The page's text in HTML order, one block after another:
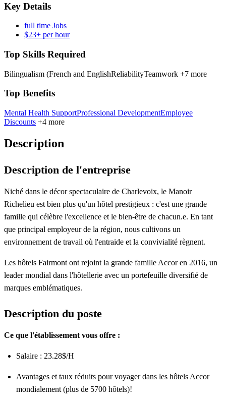
Key Details
full time Jobs
$23+ per hour
Top Skills Required
Bilingualism (French and EnglishReliabilityTeamwork +7 more
Top Benefits
Mental Health SupportProfessional DevelopmentEmployee
Discounts +4 more
Description
Description de l'entreprise
Niché dans le décor spectaculaire de Charlevoix, le Manoir
Richelieu est bien plus qu'un hôtel prestigieux : c'est une grande
famille qui célèbre l'excellence et le bien-être de chacun.e. En tant
que principal employeur de la région, nous cultivons un
environnement de travail où l'entraide et la convivialité règnent.
Les hôtels Fairmont ont rejoint la grande famille Accor en 2016, un
leader mondial dans l'hôtellerie avec un portefeuille diversifié de
marques emblématiques.
Description du poste
Ce que l'établissement vous offre :
Salaire : 23.28$/H
Avantages et taux réduits pour voyager dans les hôtels Accor
mondialement (plus de 5700 hôtels)!